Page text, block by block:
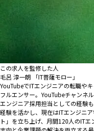
この求人を監修した人
毛呂 淳一朗 「IT菩薩モロー」
YouTubeでITエンジニアの転職や
フルエンサー。YouTubeチャンネ
エンジニア採用担当としての経験
経験を活かし、現在はITエンジニ
ト」を立ち上げ、月間120人のIT